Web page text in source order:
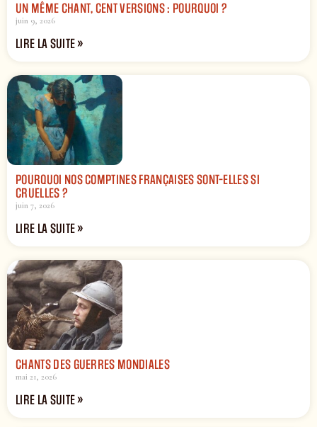
UN MÊME CHANT, CENT VERSIONS : POURQUOI ?
juin 9, 2026
LIRE LA SUITE »
POURQUOI NOS COMPTINES FRANÇAISES SONT-ELLES SI
CRUELLES ?
juin 7, 2026
LIRE LA SUITE »
CHANTS DES GUERRES MONDIALES
mai 21, 2026
LIRE LA SUITE »